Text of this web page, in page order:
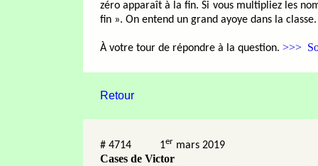
zéro apparaît à la fin. Si vous multipliez les
fin ». On entend un grand ayoye dans la classe.
À votre tour de répondre à la question. >>>
Retour
# 4714 1er mars 2019
Cases de Victor